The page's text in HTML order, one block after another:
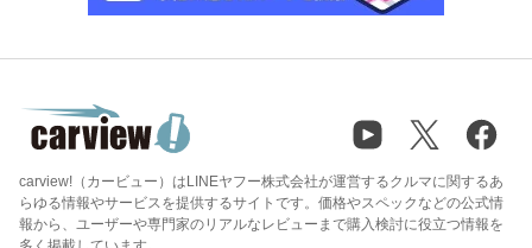
carview!（カービュー）はLINEヤフー株式会社が運営するクルマに関するあ
らゆる情報やサービスを提供するサイトです。価格やスペックなどの公式情
報から、ユーザーや専門家のリアルなレビューまで購入検討に役立つ情報を